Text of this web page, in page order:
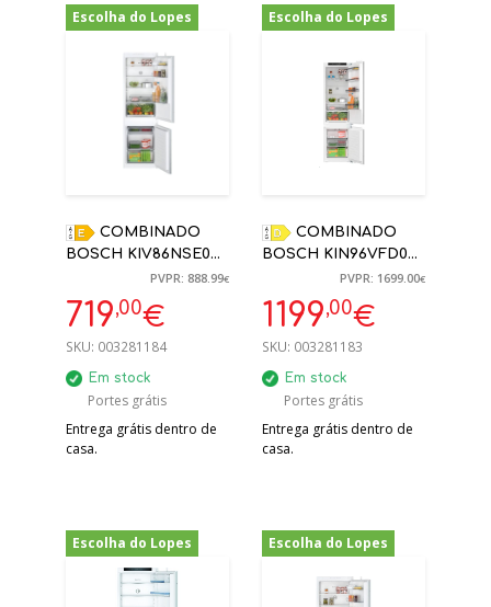
Escolha do Lopes
-19%
COMBINADO
BOSCH KIV86NSE0
ENCASTRE LOW
FROST
177,2X54,1X54,8CM
PVPR: 888.99€
719,00€
SKU: 003281184
Em stock
Portes grátis
Entrega grátis dentro de
casa.
Escolha do Lopes
COMBINADO
BOSCH KIN96VFD0
ENCASTRE NO
FROST
193,5X55,8X54,8CM
PVPR: 1699.00€
1199,00€
SKU: 003281183
Em stock
Portes grátis
Entrega grátis dentro de
casa.
Escolha do Lopes
-28%
Escolha do Lopes
-22%